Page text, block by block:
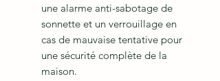
une alarme anti-sabotage de
sonnette et un verrouillage en
cas de mauvaise tentative pour
une sécurité complète de la
maison.